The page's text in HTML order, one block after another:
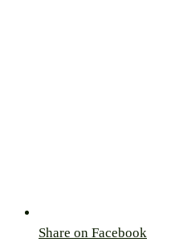
Share on Facebook